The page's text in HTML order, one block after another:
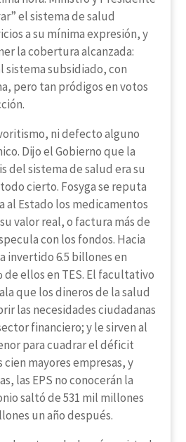
el sistema de salud
a su mínima expresión, y
la cobertura alcanzada:
sistema subsidiado, con
pero tan pródigos en votos
ni defecto alguno
Dijo el Gobierno que la
del sistema de salud era su
cierto. Fosyga se reputa
al Estado los medicamentos
valor real, o factura más de
con los fondos. Hacia
invertido 6.5 billones en
ellos en TES. El facultativo
que los dineros de la salud
las necesidades ciudadanas
financiero; y le sirven al
para cuadrar el déficit
mayores empresas, y
las EPS no conocerán la
saltó de 531 mil millones
un año después.